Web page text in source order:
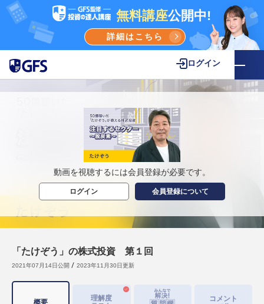
無料講座公開中!
詳細はこちら
ログイン
動画を視聴するには会員登録が必要です。
ログイン 会員登録について
「たけぞう」の株式投資 第１回
2021年07月14日公開 2023年11月30日更新
理解度
コメント